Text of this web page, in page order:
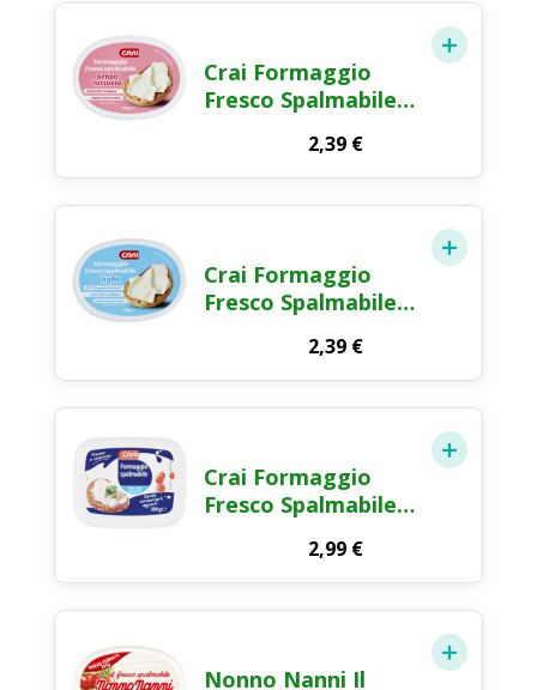
Crai Formaggio
Fresco Spalmabile
2,39 €
Crai Formaggio
Fresco Spalmabile
2,39 €
Crai Formaggio
Fresco Spalmabile
2,99 €
Nonno Nanni Il